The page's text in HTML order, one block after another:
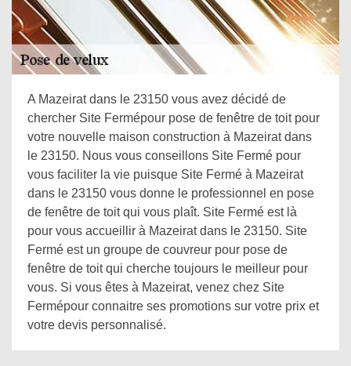
A Mazeirat dans le 23150 vous avez décidé de
chercher Site Fermépour pose de fenêtre de toit pour
votre nouvelle maison construction à Mazeirat dans
le 23150. Nous vous conseillons Site Fermé pour
vous faciliter la vie puisque Site Fermé à Mazeirat
dans le 23150 vous donne le professionnel en pose
de fenêtre de toit qui vous plaît. Site Fermé est là
pour vous accueillir à Mazeirat dans le 23150. Site
Fermé est un groupe de couvreur pour pose de
fenêtre de toit qui cherche toujours le meilleur pour
vous. Si vous êtes à Mazeirat, venez chez Site
Fermépour connaitre ses promotions sur votre prix et
votre devis personnalisé.